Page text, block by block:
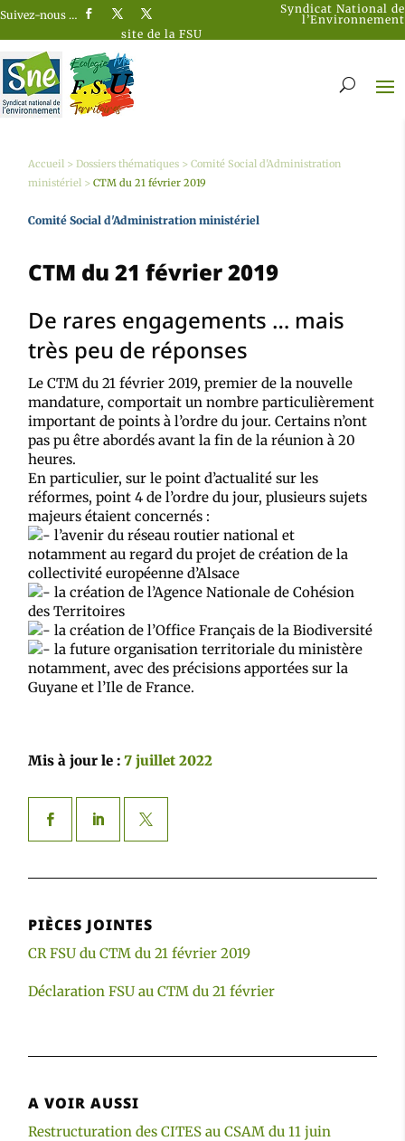
Suivez-nous …
Syndicat National de
l’Environnement
site de la FSU
Accueil >Dossiers thématiques >Comité Social d'Administration
ministériel >CTM du 21 février 2019
Comité Social d'Administration ministériel
CTM du 21 février 2019
De rares engagements … mais
très peu de réponses
Le CTM du 21 février 2019, premier de la nouvelle
mandature, comportait un nombre particulièrement
important de points à l’ordre du jour. Certains n’ont
pas pu être abordés avant la fin de la réunion à 20
heures.
En particulier, sur le point d’actualité sur les
réformes, point 4 de l’ordre du jour, plusieurs sujets
majeurs étaient concernés :
l’avenir du réseau routier national et
notamment au regard du projet de création de la
collectivité européenne d’Alsace
la création de l’Agence Nationale de Cohésion
des Territoires
la création de l’Office Français de la Biodiversité
la future organisation territoriale du ministère
notamment, avec des précisions apportées sur la
Guyane et l’Ile de France.
Mis à jour le :7 juillet 2022
PIÈCES JOINTES
CR FSU du CTM du 21 février 2019
Déclaration FSU au CTM du 21 février
A VOIR AUSSI
Restructuration des CITES au CSAM du 11 juin